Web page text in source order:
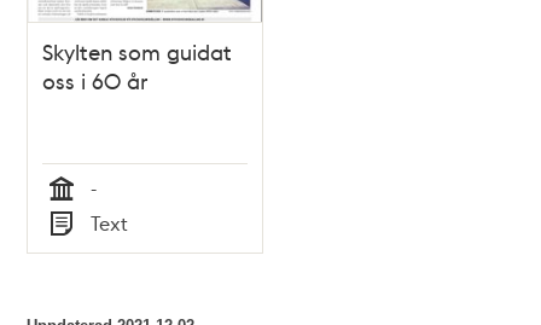
Skylten som guidat
oss i 60 år
Tid
-
Typ
Text